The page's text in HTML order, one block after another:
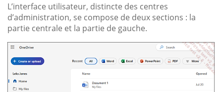
L’interface utilisateur, distincte des centres
d’administration, se compose de deux sections : la
partie centrale et la partie de gauche.